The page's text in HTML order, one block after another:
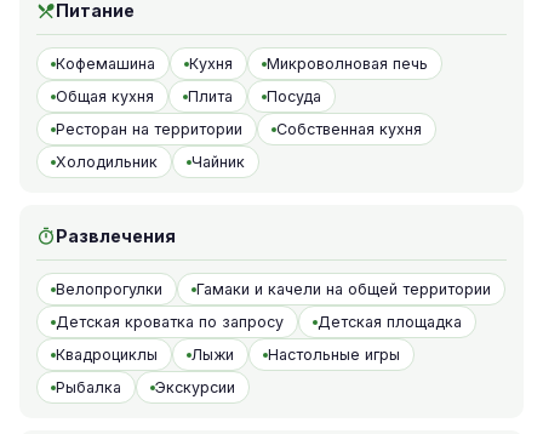
Питание
Кофемашина Кухня
Микроволновая печь
Общая кухня
Плита
Посуда
Ресторан на территории
Собственная кухня
Холодильник
Чайник
Развлечения
Велопрогулки
Гамаки и качели на общей территории
Детская кроватка по запросу
Детская площадка
Квадроциклы
Лыжи
Настольные игры
Рыбалка
Экскурсии